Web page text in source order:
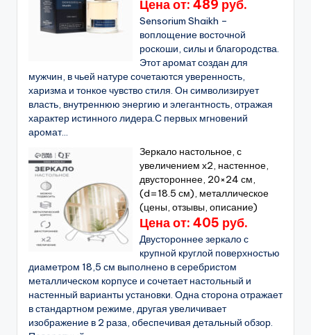
Цена от: 489 руб.
Sensorium Shaikh –
воплощение восточной
роскоши, силы и благородства.
Этот аромат создан для
мужчин, в чьей натуре сочетаются уверенность,
харизма и тонкое чувство стиля. Он символизирует
власть, внутреннюю энергию и элегантность, отражая
характер истинного лидера.С первых мгновений
аромат...
Зеркало настольное, с
увеличением х2, настенное,
двустороннее, 20×24 см,
(d=18.5 см), металлическое
(цены, отзывы, описание)
Цена от: 405 руб.
Двустороннее зеркало с
крупной круглой поверхностью
диаметром 18,5 см выполнено в серебристом
металлическом корпусе и сочетает настольный и
настенный варианты установки. Одна сторона отражает
в стандартном режиме, другая увеличивает
изображение в 2 раза, обеспечивая детальный обзор.